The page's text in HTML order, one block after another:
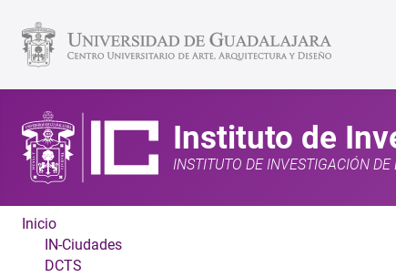
Instituto de
INSTITUTO DE INVESTIGACIÓN
Inicio
IN-Ciudades
DCTS